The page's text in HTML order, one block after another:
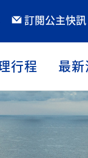
訂閱公主快訊
行程 最新